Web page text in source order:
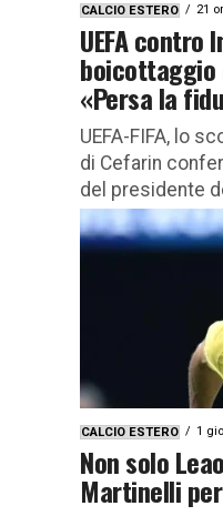
CALCIO ESTERO 21
UEFA
boicottaggio
«Persa la
UEFA-FIFA, lo
di Cefarin
del presidente
FIFA...
CALCIO ESTERO 1
Non solo
Martinelli